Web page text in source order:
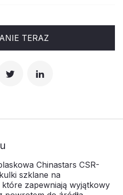
TERAZ
Chinastars CSR-
szklane na
zapewniają wyjątkowy